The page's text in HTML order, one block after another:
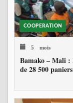
COOPERATION
5 mois
Bamako – Mali
de 28 500